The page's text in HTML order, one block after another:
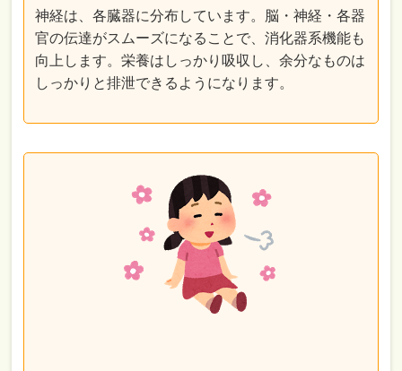
神経は、各臓器に分布しています。脳・神経・各器
官の伝達がスムーズになることで、消化器系機能も
向上します。栄養はしっかり吸収し、余分なものは
しっかりと排泄できるようになります。